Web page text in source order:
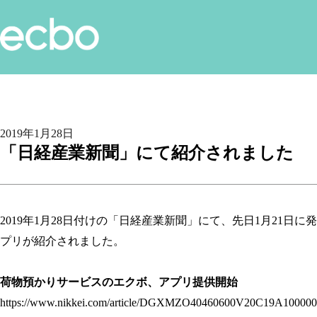
2019年1月28日
「日経産業新聞」にて紹介されました
2019年1月28日付けの「日経産業新聞」にて、先日1月21日に
プリが紹介されました。
荷物預かりサービスのエクボ、アプリ提供開始
https://www.nikkei.com/article/